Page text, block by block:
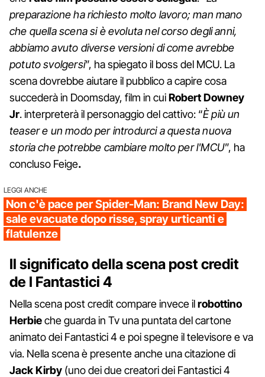
preparazione ha richiesto molto lavoro; man mano
che quella scena si è evoluta nel corso degli anni,
abbiamo avuto diverse versioni di come avrebbe
potuto svolgersi”, ha spiegato il boss del MCU. La
scena dovrebbe aiutare il pubblico a capire cosa
succederà in Doomsday, film in cuiRobert Downey
Jr. interpreterà il personaggio del cattivo: “È più un
teaser e un modo per introdurci a questa nuova
storia che potrebbe cambiare molto per l'MCU”, ha
concluso Feige.
LEGGI ANCHE
Non c'è pace per Spider-Man: Brand New Day:
sale evacuate dopo risse, spray urticanti e
flatulenze
Il significato della scena post credit
de I Fantastici 4
Nella scena post credit compare invece ilrobottino
Herbieche guarda in Tv una puntata del cartone
animato dei Fantastici 4 e poi spegne il televisore e va
via. Nella scena è presente anche una citazione di
Jack Kirby (uno dei due creatori dei Fantastici 4